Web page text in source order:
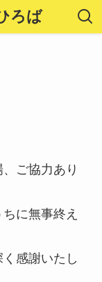
ろば
ご協力あり
に無事終え
感謝いたし